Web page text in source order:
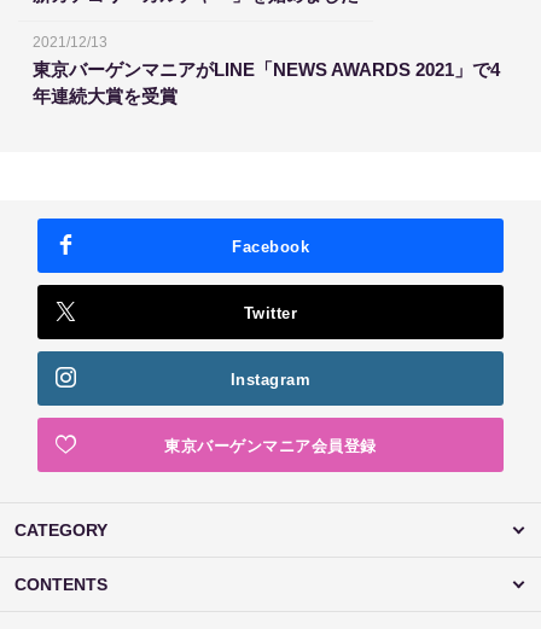
2021/12/13
東京バーゲンマニアがLINE「NEWS AWARDS 2021」で4
年連続大賞を受賞
Facebook
Twitter
Instagram
東京バーゲンマニア会員登録
CATEGORY
CONTENTS